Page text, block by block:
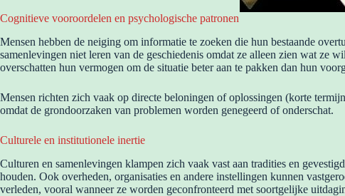
Cognitieve vooroordelen en psychologische patronen
Mensen hebben de neiging om informatie te zoeken die hun bestaande
samenlevingen niet leren van de geschiedenis omdat ze alleen zien wat ze
overschatten hun vermogen om de situatie beter aan te pakken dan hun
Mensen richten zich vaak op directe beloningen of oplossingen (korte
omdat de grondoorzaken van problemen worden genegeerd of onderschat.
Culturele en institutionele inertie
Culturen en samenlevingen klampen zich vaak vast aan tradities en
houden. Ook overheden, organisaties en andere instellingen kunnen
verleden, vooral wanneer ze worden geconfronteerd met soortgelijke